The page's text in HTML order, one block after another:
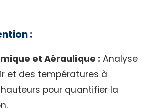
:
et Aéraulique : Analyse
et des températures à
pour quantifier la